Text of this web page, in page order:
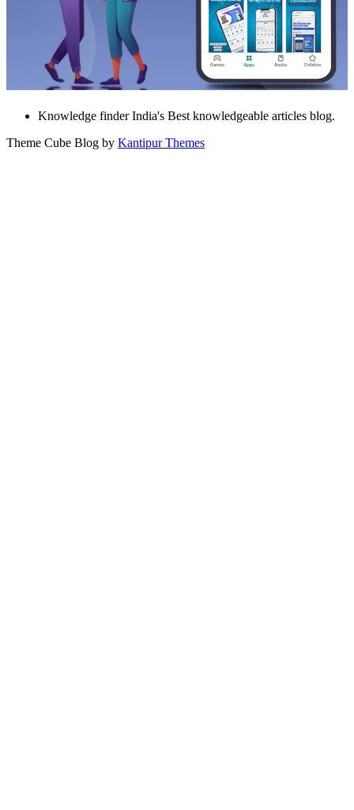
Knowledge finder India's Best knowledgeable articles blog.
Theme Cube Blog by Kantipur Themes